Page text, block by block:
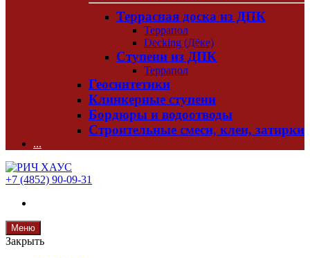
Террасная доска из ДПК
Террапол
Decking (Дёке)
Ступени из ДПК
Террапол
Геосинтетики
Клинкерные ступени
Бордюры и водоотводы
Строительные смеси, клеи, затирки
...
+7 (4852) 90-09-31
Меню
Закрыть